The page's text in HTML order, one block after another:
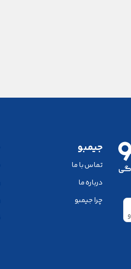
جیمبو
تماس با ما
درباره ما
چرا جیمبو